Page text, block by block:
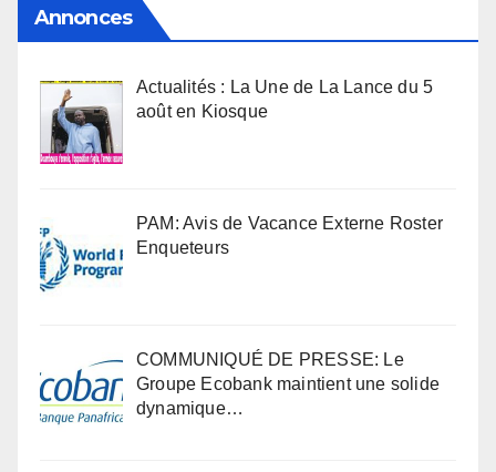
Annonces
Actualités : La Une de La Lance du 5
août en Kiosque
PAM: Avis de Vacance Externe Roster
Enqueteurs
COMMUNIQUÉ DE PRESSE: Le
Groupe Ecobank maintient une solide
dynamique…